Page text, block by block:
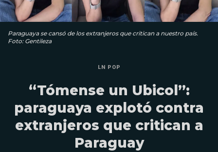
Paraguaya se cansó de los extranjeros que critican a nuestro país.
Foto: Gentileza
LN POP
“Tómense un Ubicol”:
paraguaya explotó contra
extranjeros que critican a
Paraguay